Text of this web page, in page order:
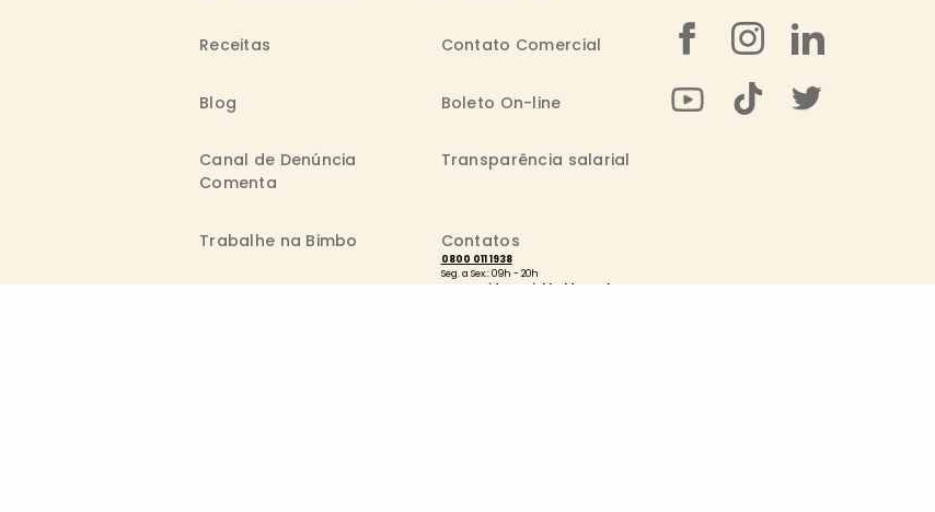
Receitas Contato Comercial
Blog Boleto On-line
Canal de Denúncia
Comenta
Transparência salarial
Trabalhe na Bimbo Contatos
0800 011 1938
Seg. a Sex.: 09h - 20h
consumidor@wickbold.com.br